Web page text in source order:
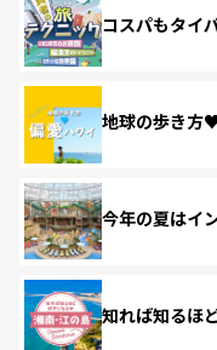
コスパもタイ
地球の歩き方
今年の夏はイ
知れば知るほ